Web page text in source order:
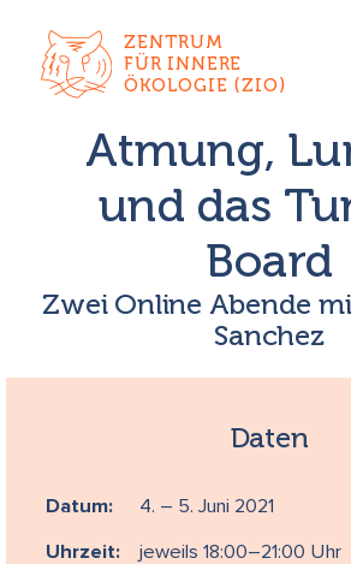
ZENTRUM
FÜR INNERE
ÖKOLOGIE (ZIO)
Atmung,
und das
Board
Zwei Online Abende
Sanchez
Daten
Datum: 4. – 5. Juni 2021
Uhrzeit: jeweils 18:00–21:00 Uhr